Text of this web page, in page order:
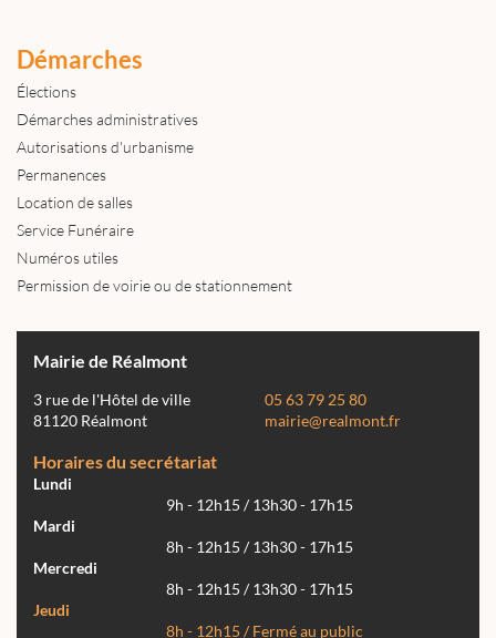
Démarches
Élections
Démarches administratives
Autorisations d'urbanisme
Permanences
Location de salles
Service Funéraire
Numéros utiles
Permission de voirie ou de stationnement
Mairie de Réalmont
3 rue de l'Hôtel de ville
81120 Réalmont
05 63 79 25 80
mairie@realmont.fr
Horaires du secrétariat
Lundi
9h - 12h15 / 13h30 - 17h15
Mardi
8h - 12h15 / 13h30 - 17h15
Mercredi
8h - 12h15 / 13h30 - 17h15
Jeudi
8h - 12h15 / Fermé au public